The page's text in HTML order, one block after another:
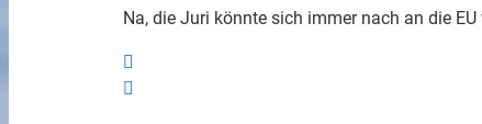
Na, die Juri könnte sich immer nach an die